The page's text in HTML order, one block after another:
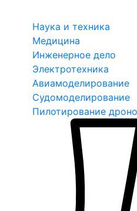
Наука и техника
Медицина
Инженерное дело
Электротехника
Авиамоделирование
Судомоделирование
Пилотирование